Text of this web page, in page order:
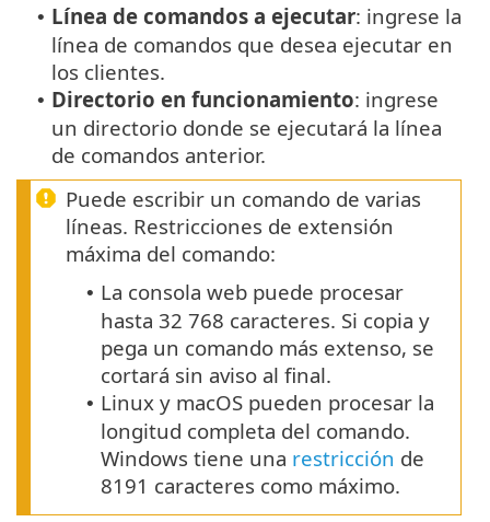
• Línea de comandos a ejecutar: ingrese la
línea de comandos que desea ejecutar en
los clientes.
• Directorio en funcionamiento: ingrese
un directorio donde se ejecutará la línea
de comandos anterior.
Puede escribir un comando de varias
líneas. Restricciones de extensión
máxima del comando:
• La consola web puede procesar
hasta 32 768 caracteres. Si copia y
pega un comando más extenso, se
cortará sin aviso al final.
• Linux y macOS pueden procesar la
longitud completa del comando.
Windows tiene una restricción de
8191 caracteres como máximo.